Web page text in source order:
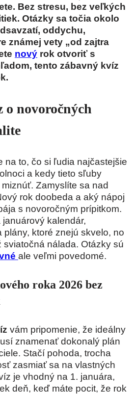
Bez stresu, bez veľkých
Otázky sa točia okolo
oddychu,
známej vety „od zajtra
nový rok otvoriť s
tento zábavný kvíz
novoročných
na to, čo si ľudia najčastejšie
a kedy tieto sľuby
Zamyslíte sa nad
rok doobeda a aký nápoj
s novoročným prípitkom.
kalendár,
plány, ktoré znejú skvelo, no
sviatočná nálada. Otázky sú
ale veľmi povedomé.
roka 2026 bez
vám pripomenie, že ideálny
znamenať dokonalý plán
Stačí pohoda, trocha
zasmiať sa na vlastných
je vhodný na 1. januára,
deň, keď máte pocit, že rok